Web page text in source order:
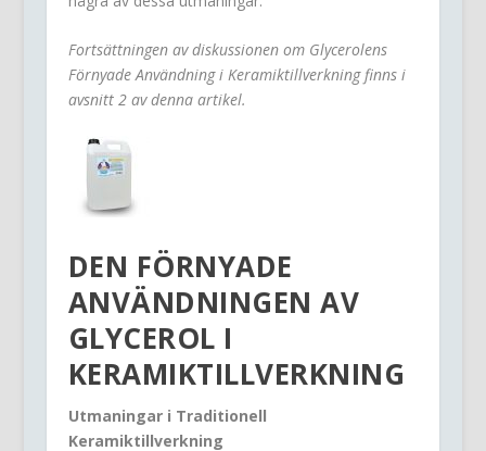
Fortsättningen av diskussionen om Glycerolens
Förnyade Användning i Keramiktillverkning finns i
avsnitt 2 av denna artikel.
DEN FÖRNYADE
ANVÄNDNINGEN AV
GLYCEROL I
KERAMIKTILLVERKNING
Utmaningar i Traditionell
Keramiktillverkning